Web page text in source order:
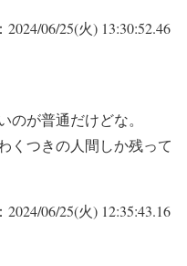
：2024/06/25(火) 13:30:52.46
のが普通だけどな。
くつきの人間しか残って
：2024/06/25(火) 12:35:43.16